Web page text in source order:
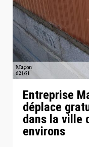
Entreprise
déplace
dans la ville
environs